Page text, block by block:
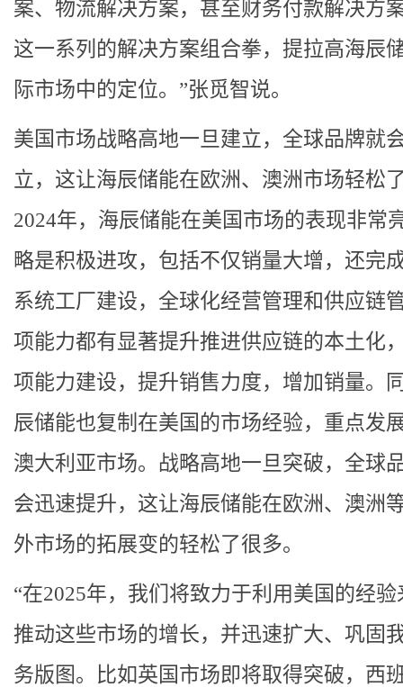
案、物流解决方案，甚至财务付款解决方
这一系列的解决方案组合拳，提拉高海辰
际市场中的定位。”张觅智说。
美国市场战略高地一旦建立，全球品牌就
立，这让海辰储能在欧洲、澳洲市场轻松
2024年，海辰储能在美国市场的表现非常
略是积极进攻，包括不仅销量大增，还完
系统工厂建设，全球化经营管理和供应链
项能力都有显著提升推进供应链的本土化
项能⼒建设，提升销售⼒度，增加销量。
辰储能也复制在美国的市场经验，重点发
澳大利亚市场。战略高地一旦突破，全球
会迅速提升，这让海辰储能在欧洲、澳洲
外市场的拓展变的轻松了很多。
“在2025年，我们将致力于利用美国的经验
推动这些市场的增长，并迅速扩大、巩固
务版图。比如英国市场即将取得突破，西